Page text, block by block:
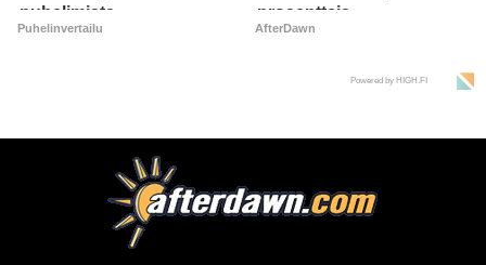
puhelimista
supersuosittuja
Puhelinvertailu
prosentteja
AfterDawn
Powered by HIGH.FI